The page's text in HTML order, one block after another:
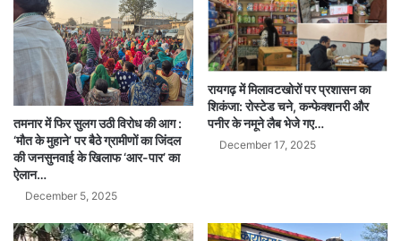
तमनार में फिर सुलग उठी विरोध की आग :
‘मौत के मुहाने’ पर बैठे ग्रामीणों का जिंदल
की जनसुनवाई के खिलाफ ‘आर-पार’ का
ऐलान…
December 5, 2025
रायगढ़ में मिलावटखोरों पर प्रशासन का
शिकंजा: रोस्टेड चने, कन्फेक्शनरी और
पनीर के नमूने लैब भेजे गए…
December 17, 2025